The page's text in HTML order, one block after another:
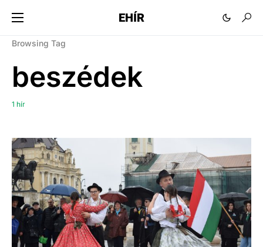
EHÍR
Browsing Tag
beszédek
1 hír